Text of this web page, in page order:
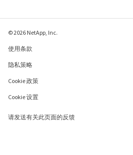
© 2026 NetApp, Inc.
使用条款
隐私策略
Cookie 政策
Cookie 设置
请发送有关此页面的反馈